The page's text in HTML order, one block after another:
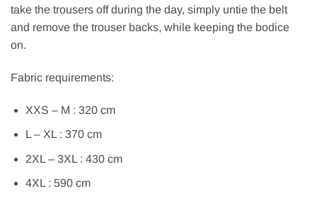
take the trousers off during the day, simply untie the belt
and remove the trouser backs, while keeping the bodice
on.
Fabric requirements:
XXS – M : 320 cm
L – XL : 370 cm
2XL – 3XL : 430 cm
4XL : 590 cm